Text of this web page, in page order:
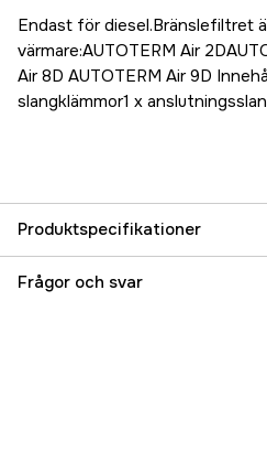
Endast för diesel.Bränslefiltret
värmare:AUTOTERM Air
Air 8D AUTOTERM Air 9D
slangklämmor1 x
Produktspecifikationer
Referensnummer
Frågor och svar